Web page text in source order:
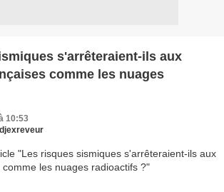
s'arrêteraient-ils aux
comme les nuages
10:53